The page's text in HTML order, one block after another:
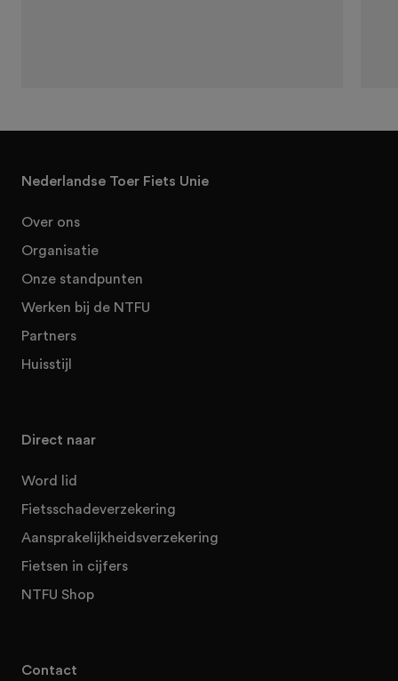
Nederlandse Toer Fiets Unie
Over ons
Organisatie
Onze standpunten
Werken bij de NTFU
Partners
Huisstijl
Direct naar
Word lid
Fietsschadeverzekering
Aansprakelijkheidsverzekering
Fietsen in cijfers
NTFU Shop
Contact